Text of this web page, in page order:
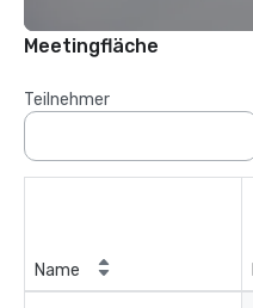
Meetingfläche
Teilnehmer
Name